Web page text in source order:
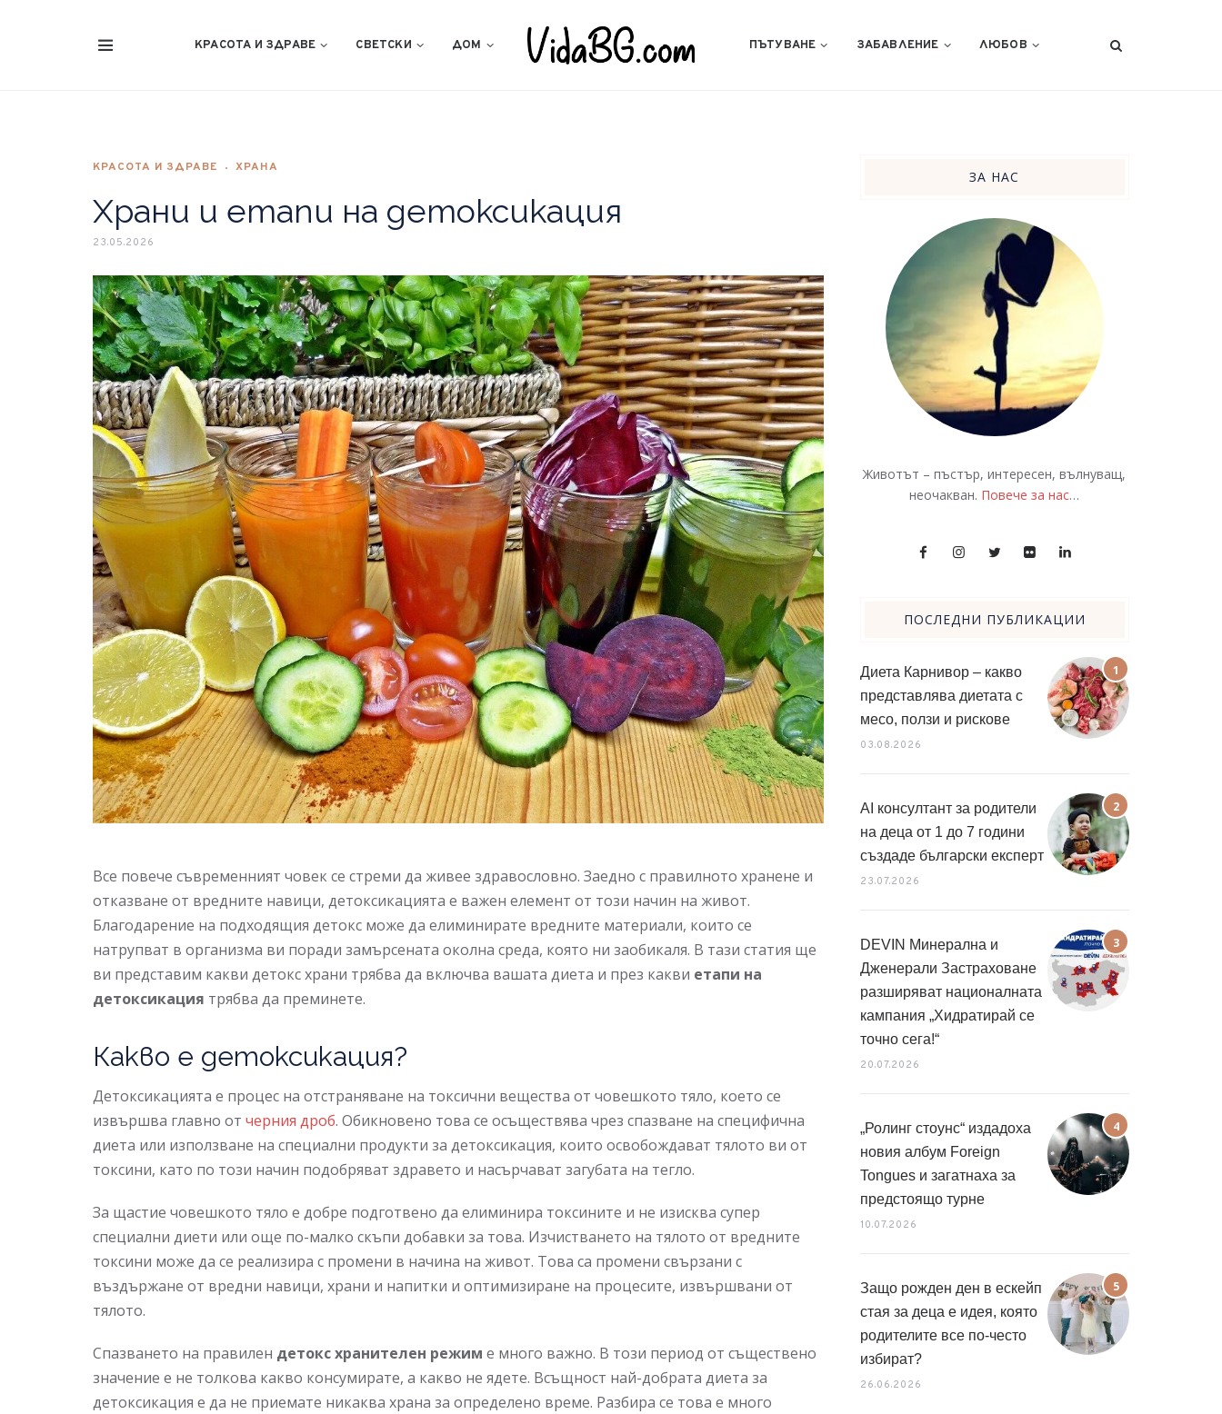
КРАСОТА И ЗДРАВЕ СВЕТСКИ ДОМ ПЪТУВАНЕ ЗАБАВЛЕНИЕ ЛЮБОВ
КРАСОТА И ЗДРАВЕ ХРАНА
Храни и етапи на детоксикация
23.05.2026
Все повече съвременният човек се стреми да живее здравословно. Заедно с правилното хранене и
отказване от вредните навици, детоксикацията е важен елемент от този начин на живот.
Благодарение на подходящия детокс може да елиминирате вредните материали, които се
натрупват в организма ви поради замърсената околна среда, която ни заобикаля. В тази статия ще
ви представим какви детокс храни трябва да включва вашата диета и през какви етапи на
детоксикация трябва да преминете.
Какво е детоксикация?
Детоксикацията е процес на отстраняване на токсични вещества от човешкото тяло, което се
извършва главно от черния дроб. Обикновено това се осъществява чрез спазване на специфична
диета или използване на специални продукти за детоксикация, които освобождават тялото ви от
токсини, като по този начин подобряват здравето и насърчават загубата на тегло.
За щастие човешкото тяло е добре подготвено да елиминира токсините и не изисква супер
специални диети или още по-малко скъпи добавки за това. Изчистването на тялото от вредните
токсини може да се реализира с промени в начина на живот. Това са промени свързани с
въздържане от вредни навици, храни и напитки и оптимизиране на процесите, извършвани от
тялото.
Спазването на правилен детокс хранителен режим е много важно. В този период от съществено
значение е не толкова какво консумирате, а какво не ядете. Всъщност най-добрата диета за
детоксикация е да не приемате никаква храна за определено време. Разбира се това е много
ЗА НАС
Животът – пъстър, интересен, вълнуващ,
неочакван. Повече за нас…
ПОСЛЕДНИ ПУБЛИКАЦИИ
Диета Карнивор – какво
представлява диетата с
месо, ползи и рискове
03.08.2026
AI консултант за родители
на деца от 1 до 7 години
създаде български експерт
23.07.2026
DEVIN Минерална и
Дженерали Застраховане
разширяват националната
кампания „Хидратирай се
точно сега!“
20.07.2026
„Ролинг стоунс“ издадоха
новия албум Foreign
Tongues и загатнаха за
предстоящо турне
10.07.2026
Защо рожден ден в ескейп
стая за деца е идея, която
родителите все по-често
избират?
26.06.2026